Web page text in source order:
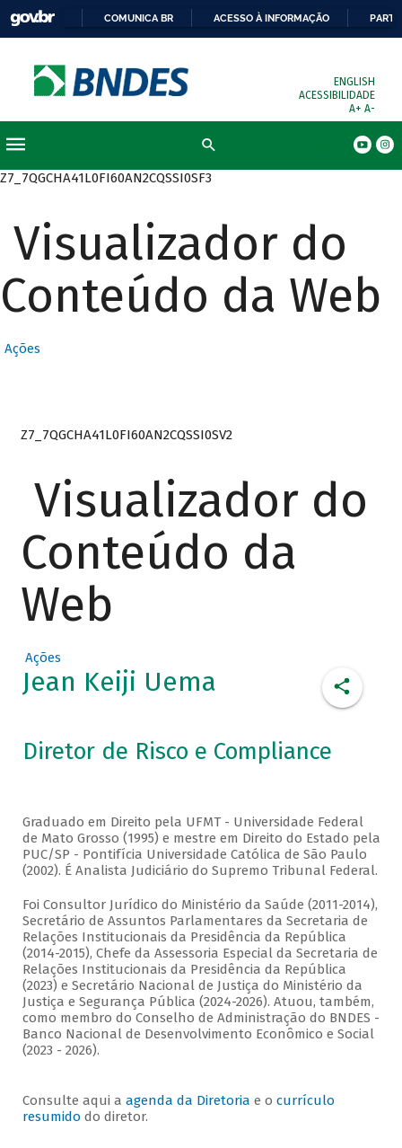
COMUNICA BR ACESSO À INFORMAÇÃO
ENGLISH
ACESSIBILIDADE
A+ A-
Z7_7QGCHA41L0FI60AN2CQSSI0SF3
Visualizador do
Conteúdo da Web
Ações
Z7_7QGCHA41L0FI60AN2CQSSI0SV2
Visualizador do
Conteúdo da
Web
Ações
Jean Keiji Uema
Diretor de Risco e Compliance
Graduado em Direito pela UFMT - Universidade Federal
de Mato Grosso (1995) e mestre em Direito do Estado pela
PUC/SP - Pontifícia Universidade Católica de São Paulo
(2002). É Analista Judiciário do Supremo Tribunal Federal.
Foi Consultor Jurídico do Ministério da Saúde (2011-2014),
Secretário de Assuntos Parlamentares da Secretaria de
Relações Institucionais da Presidência da República
(2014-2015), Chefe da Assessoria Especial da Secretaria de
Relações Institucionais da Presidência da República
(2023) e Secretário Nacional de Justiça do Ministério da
Justiça e Segurança Pública (2024-2026). Atuou, também,
como membro do Conselho de Administração do BNDES -
Banco Nacional de Desenvolvimento Econômico e Social
(2023 - 2026).
Consulte aqui a agenda da Diretoria e o currículo
resumido do diretor.